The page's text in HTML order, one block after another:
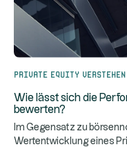
Private Equity verstehen
Wie lässt sich die
bewerten?
Im Gegensatz zu
Wertentwicklung eines